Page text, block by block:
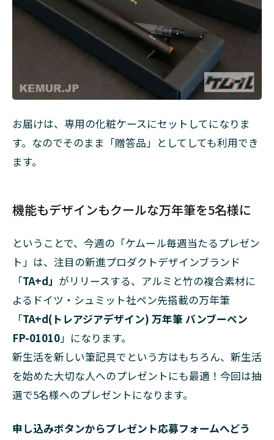
お届けは、専用の化粧ケースにセットしてになりま
す。なのでそのまま「贈答品」としてしても利用でき
ます。
機能もデザインもクールな万年筆を5名様に
ということで、今週の「ケムール毎週当たるプレゼン
ト」は、注目の新進プロダクトデザインブランド
「TA+d」 がリリースする、アルミと竹の複合素材に
よるドイツ・シュミット社ペン先搭載の万年筆
「TA+d(トレアジアデザイン) 万年筆 バンブーペン
FP-01010」になります。
新生活を新しい筆記具でという方はもちろん、新生活
を始めた大切な人へのプレゼントにも最適！今回は抽
選で5名様へのプレゼントになります。
申し込みボタンからプレゼント応募フォームへどう